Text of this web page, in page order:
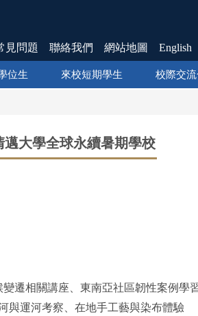
見問題 聯絡我們 網站地圖 English
位生 來校短期學生 校際交
邁大學全球永續暑期學校
遷相關講座、東南亞社區韌性案例學
與運河考察、在地手工藝與染布體驗